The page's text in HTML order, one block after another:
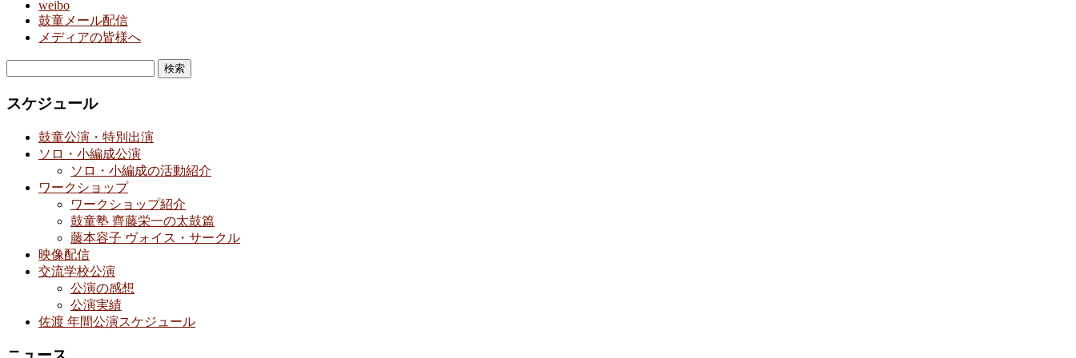
weibo
鼓童メール配信
メディアの皆様へ
スケジュール
鼓童公演・特別出演
ソロ・小編成公演
ソロ・小編成の活動紹介
ワークショップ
ワークショップ紹介
鼓童塾 齊藤栄一の太鼓篇
藤本容子 ヴォイス・サークル
映像配信
交流学校公演
公演の感想
公演実績
佐渡 年間公演スケジュール